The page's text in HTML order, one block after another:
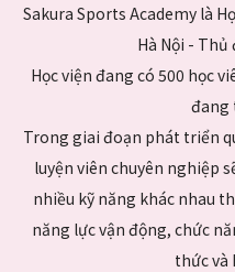
Sakura Sports Academy là
Hà Nội - Thủ
Học viện đang có 500 học
đang
Trong giai đoạn phát triển
luyện viên chuyên nghiệp
nhiều kỹ năng khác nhau
năng lực vận động, chức
thức và